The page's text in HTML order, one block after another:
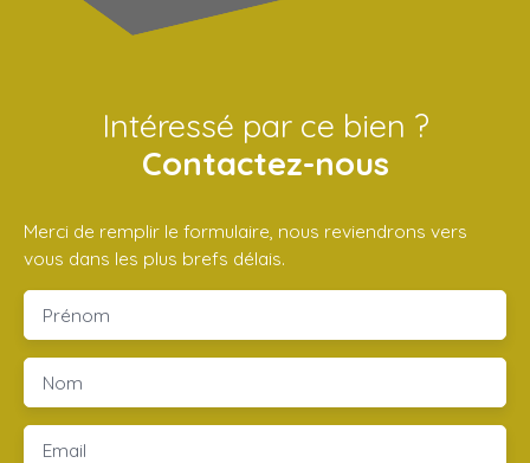
Intéressé par ce bien ?
Contactez-nous
Merci de remplir le formulaire, nous reviendrons vers
vous dans les plus brefs délais.
Prénom
Nom
Email